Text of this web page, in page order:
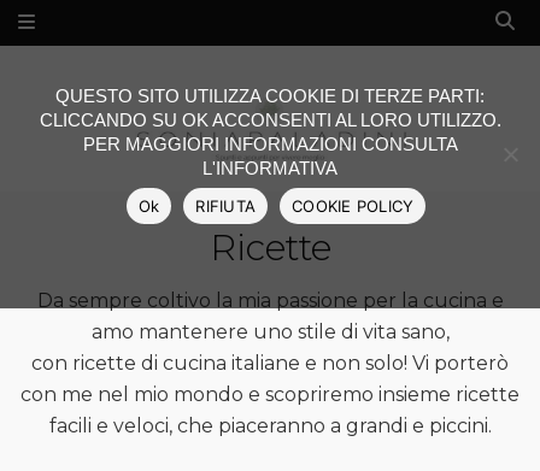
Ricette
Da sempre coltivo la mia passione per la cucina e
amo mantenere uno stile di vita sano,
con ricette di cucina italiane e non solo! Vi porterò
con me nel mio mondo e scopriremo insieme ricette
facili e veloci, che piaceranno a grandi e piccini.
QUESTO SITO UTILIZZA COOKIE DI TERZE PARTI:
CLICCANDO SU OK ACCONSENTI AL LORO UTILIZZO.
PER MAGGIORI INFORMAZIONI CONSULTA
L'INFORMATIVA
Ok RIFIUTA COOKIE POLICY